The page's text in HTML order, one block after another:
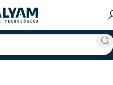
Monitor Monitor Gaming